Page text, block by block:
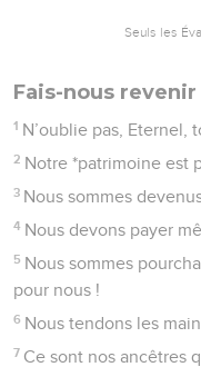
Seuls les
Fais-nous
1 N’oublie pas, Eternel,
2 Notre *patrimoine est
3 Nous sommes
4 Nous devons payer
5 Nous sommes
pour nous !
6 Nous tendons les
7 Ce sont nos ancêtres